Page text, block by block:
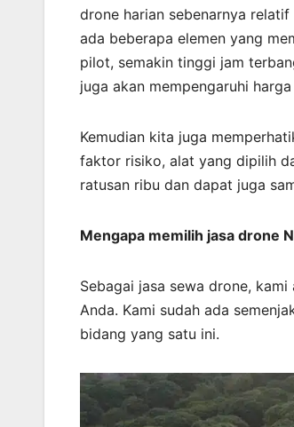
drone harian sebenarnya
ada beberapa elemen yang
pilot, semakin tinggi jam
juga akan mempengaruhi
Kemudian kita juga
faktor risiko, alat yang dipilih
ratusan ribu dan dapat juga
Mengapa memilih jasa drone
Sebagai jasa sewa drone,
Anda. Kami sudah ada
bidang yang satu ini.